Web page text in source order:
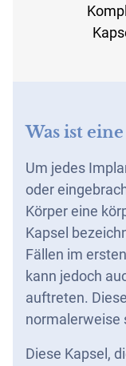
Was ist
Um jedes
oder
Körper eine
Kapsel
Fällen im
kann jedoch
auftreten.
normalerweise
Diese Kapsel,